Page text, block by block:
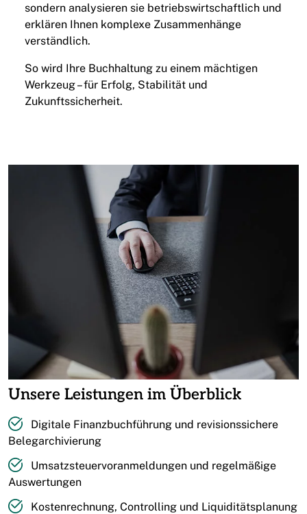
sondern analysieren sie betriebswirtschaftlich und
erklären Ihnen komplexe Zusammenhänge
verständlich.
So wird Ihre Buchhaltung zu einem mächtigen
Werkzeug – für Erfolg, Stabilität und
Zukunftssicherheit.
Unsere Leistungen im Überblick
Digitale Finanzbuchführung und revisionssichere
Belegarchivierung
Umsatzsteuervoranmeldungen und regelmäßige
Auswertungen
Kostenrechnung, Controlling und Liquiditätsplanung